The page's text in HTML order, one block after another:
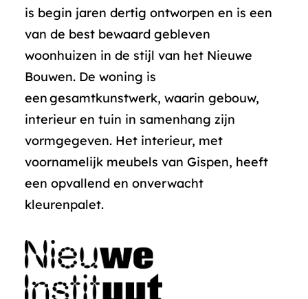
is begin jaren dertig ontworpen en is een
van de best bewaard gebleven
woonhuizen in de stijl van het Nieuwe
Bouwen. De woning is
een gesamtkunstwerk, waarin gebouw,
interieur en tuin in samenhang zijn
vormgegeven. Het interieur, met
voornamelijk meubels van Gispen, heeft
een opvallend en onverwacht
kleurenpalet.